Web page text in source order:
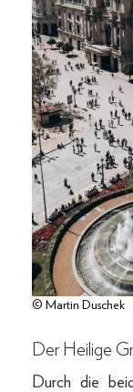
© Martin Duschek
Der Heilige
Durch die